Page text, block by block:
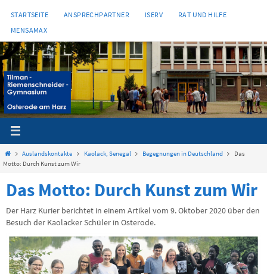
Inhalt
springen
STARTSEITE ANSPRECHPARTNER ISERV
RAT UND HILFE
MENSAMAX
StartAuslandskontakte Kaolack, Senegal Begegnungen in Deutschland
Das
Motto: Durch Kunst zum Wir
Das Motto: Durch Kunst zum Wir
Der Harz Kurier berichtet in einem Artikel vom 9. Oktober 2020 über den
Besuch der Kaolacker Schüler in Osterode.